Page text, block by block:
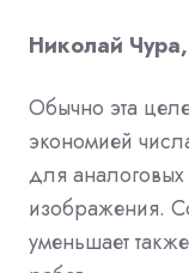
Николай
Обычно эта
экономией
для
изображения.
уменьшает